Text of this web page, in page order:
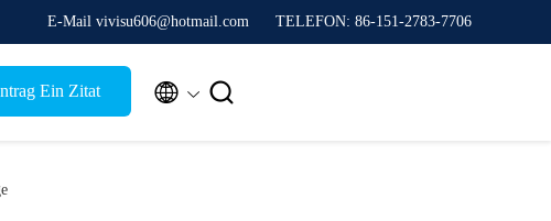
E-Mail vivisu606@hotmail.com TELEFON: 86-151-2783-7706
Ein Zitat  